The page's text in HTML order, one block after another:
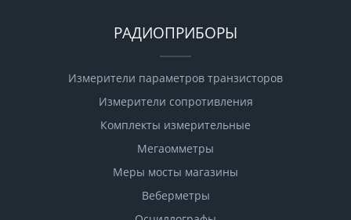
РАДИОПРИБОРЫ
Измерители параметров транзисторов
Измерители сопротивления
Комплекты измерительные
Мегаомметры
Меры мосты магазины
Веберметры